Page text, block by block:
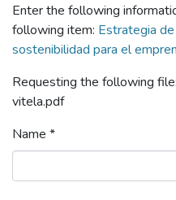
Enter the following
following item: Estrategia
sostenibilidad para el
Requesting the following
vitela.pdf
Name *